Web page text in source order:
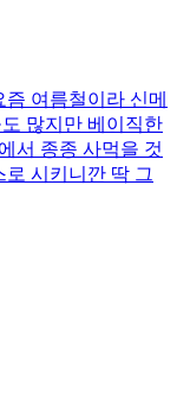
여름철이라 신메
많지만 베이직한
서 종종 사먹을 것
시키니깐 딱 그